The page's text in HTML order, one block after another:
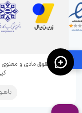
🛍️
تمامی حقوق مادی و معنوی